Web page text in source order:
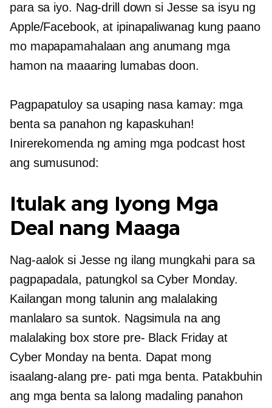
para sa iyo. Nag-drill down si Jesse sa isyu ng
Apple/Facebook, at ipinapaliwanag kung paano
mo mapapamahalaan ang anumang mga
hamon na maaaring lumabas doon.
Pagpapatuloy sa usaping nasa kamay: mga
benta sa panahon ng kapaskuhan!
Inirerekomenda ng aming mga podcast host
ang sumusunod:
Itulak ang Iyong Mga
Deal nang Maaga
Nag-aalok si Jesse ng ilang mungkahi para sa
pagpapadala, patungkol sa Cyber ​​Monday.
Kailangan mong talunin ang malalaking
manlalaro sa suntok. Nagsimula na ang
malalaking box store pre- Black Friday at
Cyber ​​Monday na benta. Dapat mong
isaalang-alang pre- pati mga benta. Patakbuhin
ang mga benta sa lalong madaling panahon